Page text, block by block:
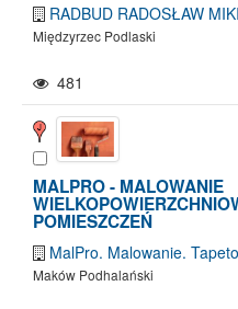
RADBUD RADOSŁAW
Międzyrzec Podlaski
481
MALPRO - MALOWANIE
POMIESZCZEŃ
MalPro. Malowanie.
Maków Podhalański